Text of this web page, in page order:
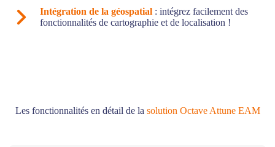
Intégration de la géospatial : intégrez facilement des
fonctionnalités de cartographie et de localisation !
Les fonctionnalités en détail de la solution Octave Attune EAM